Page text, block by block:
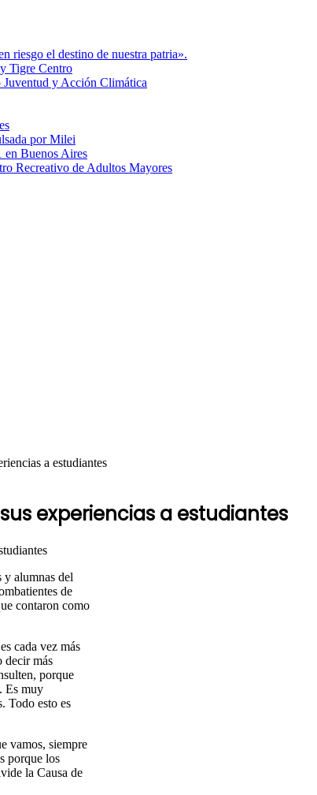
riesgo el destino de nuestra patria».
Tigre Centro
Juventud y Acción Climática
por Milei
en Buenos Aires
Recreativo de Adultos Mayores
a estudiantes
experiencias a estudiantes
y alumnas del
de
contaron como
cada vez más
decir más
porque
Es muy
Todo esto es
vamos, siempre
porque los
la Causa de